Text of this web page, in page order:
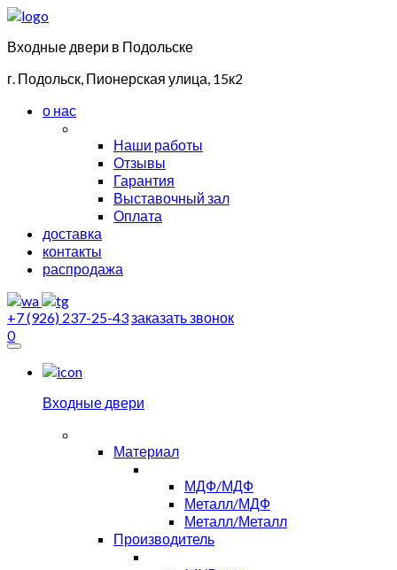
Входные двери в Подольске
г. Подольск, Пионерская улица, 15к2
о нас
Наши работы
Отзывы
Гарантия
Выставочный зал
Оплата
доставка
контакты
распродажа
+7 (926) 237-25-43заказать звонок
0
Входные двери
Материал
МДФ/МДФ
Металл/МДФ
Металл/Металл
Производитель